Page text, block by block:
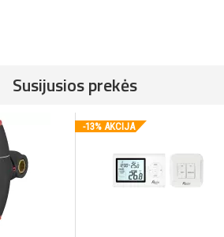
Susijusios prekės
-13% AKCIJA